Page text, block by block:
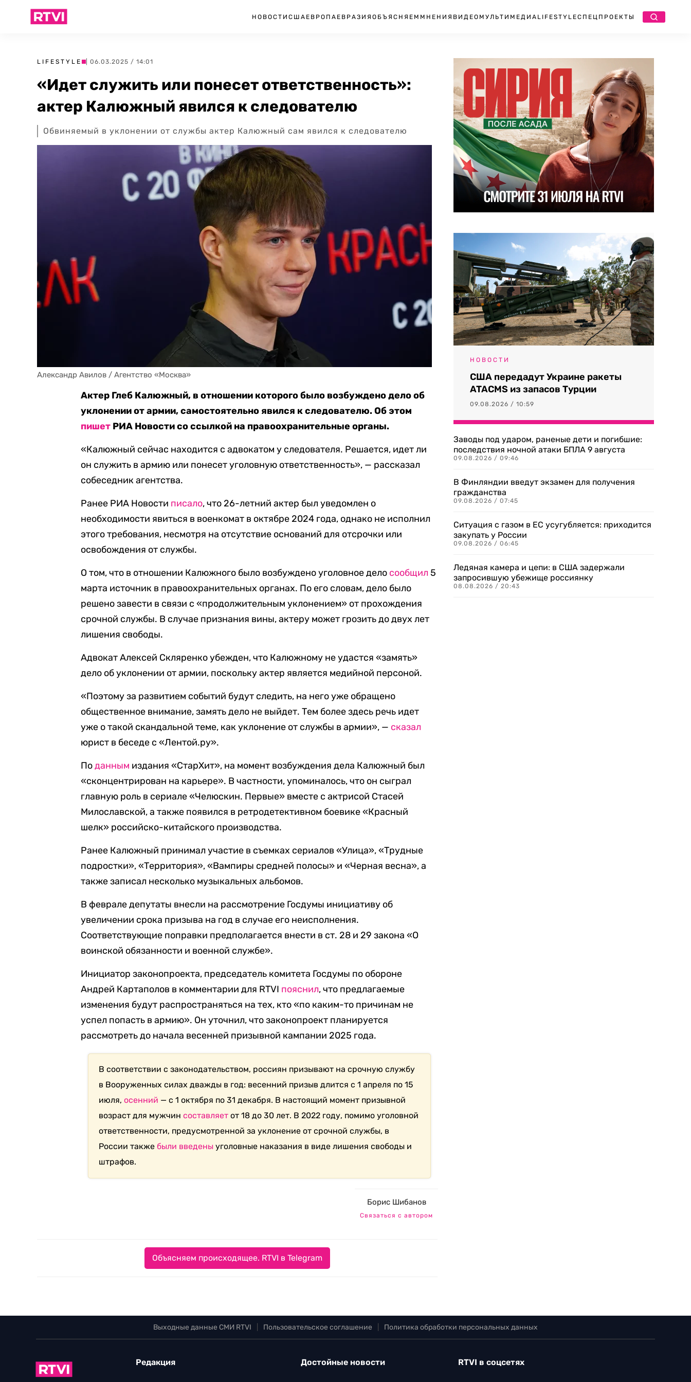
НОВОСТИ США ЕВРОПА ЕВРАЗИЯ ОБЪЯСНЯЕМ МНЕНИЯ ВИДЕО МУЛЬТИМЕДИА LIFESTYLEСПЕЦПРОЕКТЫ
LIFESTYLE | 06.03.2025 / 14:01
«Идет служить или понесет ответственность»:
актер Калюжный явился к следователю
Обвиняемый в уклонении от службы актер Калюжный сам явился к следователю
Александр Авилов / Агентство «Москва»
Актер Глеб Калюжный, в отношении которого было возбуждено дело об
уклонении от армии, самостоятельно явился к следователю. Об этом
пишет РИА Новости со ссылкой на правоохранительные органы.
«Калюжный сейчас находится с адвокатом у следователя. Решается, идет ли
он служить в армию или понесет уголовную ответственность», — рассказал
собеседник агентства.
Ранее РИА Новости писало, что 26-летний актер был уведомлен о
необходимости явиться в военкомат в октябре 2024 года, однако не исполнил
этого требования, несмотря на отсутствие оснований для отсрочки или
освобождения от службы.
О том, что в отношении Калюжного было возбуждено уголовное дело сообщил 5
марта источник в правоохранительных органах. По его словам, дело было
решено завести в связи с «продолжительным уклонением» от прохождения
срочной службы. В случае признания вины, актеру может грозить до двух лет
лишения свободы.
Адвокат Алексей Скляренко убежден, что Калюжному не удастся «замять»
дело об уклонении от армии, поскольку актер является медийной персоной.
«Поэтому за развитием событий будут следить, на него уже обращено
общественное внимание, замять дело не выйдет. Тем более здесь речь идет
уже о такой скандальной теме, как уклонение от службы в армии», — сказал
юрист в беседе с «Лентой.ру».
Поданным издания «СтарХит», на момент возбуждения дела Калюжный был
«сконцентрирован на карьере». В частности, упоминалось, что он сыграл
главную роль в сериале «Челюскин. Первые» вместе с актрисой Стасей
Милославской, а также появился в ретродетективном боевике «Красный
шелк» российско-китайского производства.
Ранее Калюжный принимал участие в съемках сериалов «Улица», «Трудные
подростки», «Территория», «Вампиры средней полосы» и «Черная весна», а
также записал несколько музыкальных альбомов.
В феврале депутаты внесли на рассмотрение Госдумы инициативу об
увеличении срока призыва на год в случае его неисполнения.
Соответствующие поправки предполагается внести в ст. 28 и 29 закона «О
воинской обязанности и военной службе».
Инициатор законопроекта, председатель комитета Госдумы по обороне
Андрей Картаполов в комментарии для RTVI пояснил, что предлагаемые
изменения будут распространяться на тех, кто «по каким-то причинам не
успел попасть в армию». Он уточнил, что законопроект планируется
рассмотреть до начала весенней призывной кампании 2025 года.
В соответствии с законодательством, россиян призывают на срочную службу
в Вооруженных силах дважды в год: весенний призыв длится с 1 апреля по 15
июля,осенний — с 1 октября по 31 декабря. В настоящий момент призывной
возраст для мужчинсоставляет от 18 до 30 лет. В 2022 году, помимо уголовной
ответственности, предусмотренной за уклонение от срочной службы, в
России также были введены уголовные наказания в виде лишения свободы и
штрафов.
Борис Шибанов
Связаться с автором
Объясняем происходящее. RTVI в Telegram
НОВОСТИ
США передадут Украине ракеты
ATACMS из запасов Турции
09.08.2026 / 10:59
Заводы под ударом, раненые дети и погибшие:
последствия ночной атаки БПЛА 9 августа
09.08.2026 / 09:46
В Финляндии введут экзамен для получения
гражданства
09.08.2026 / 07:45
Ситуация с газом в ЕС усугубляется: приходится
закупать у России
09.08.2026 / 06:45
Ледяная камера и цепи: в США задержали
запросившую убежище россиянку
08.08.2026 / 20:43
Выходные данные СМИ RTVI Пользовательское соглашение Политика обработки персональных данных
Редакция Достойные новости RTVI в соцсетях